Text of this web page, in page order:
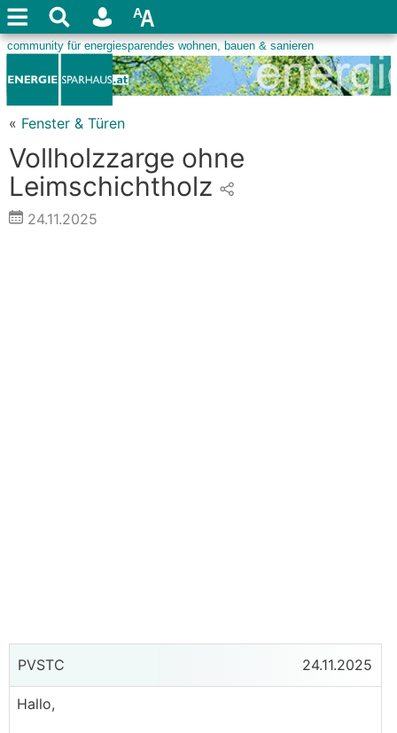
« Fenster & Türen
Vollholzzarge ohne
Leimschichtholz
24.11.2025
PVSTC 24.11.2025
Hallo,